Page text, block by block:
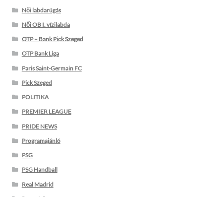
Női labdarúgás
Női OB I. vízilabda
OTP – Bank Pick Szeged
OTP Bank Liga
Paris Saint-Germain FC
Pick Szeged
POLITIKA
PREMIER LEAGUE
PRIDE NEWS
Programajánló
PSG
PSG Handball
Real Madrid